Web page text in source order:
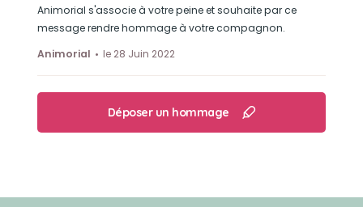
Animorial s'associe à votre peine et souhaite par ce
message rendre hommage à votre compagnon.
Animorial
le 28 Juin 2022
Déposer un hommage